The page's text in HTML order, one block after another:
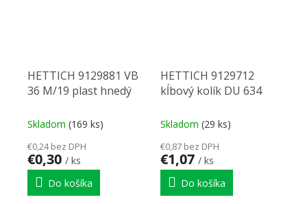
HETTICH 9129881 VB
36 M/19 plast hnedý
Skladom (169 ks)
€0,24 bez DPH
€0,30 / ks
Do košíka
HETTICH 9129712
kĺbový kolík DU 634
Skladom (29 ks)
€0,87 bez DPH
€1,07 / ks
Do košíka